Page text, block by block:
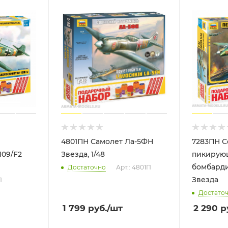
F2
4801ПН Самолет Ла-5ФН
Звезда, 1/48
Достаточно Арт.: 4801П
1 799 руб./шт
7283ПН
Звезда
2 290